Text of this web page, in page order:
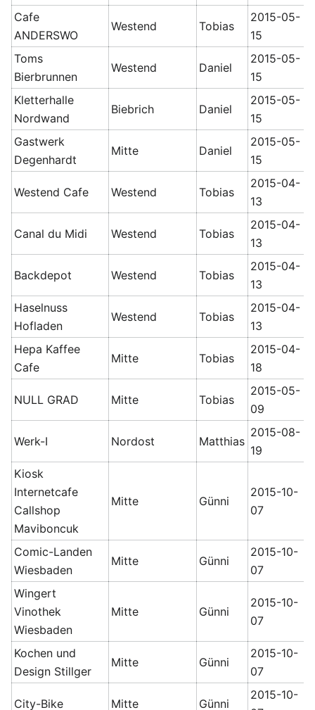
Cafe
ANDERSWO
Westend Tobias
2015-05-
15
Toms
Bierbrunnen
Westend Daniel
2015-05-
15
Kletterhalle
Nordwand
Biebrich Daniel
2015-05-
15
Gastwerk
Degenhardt
Mitte Daniel
2015-05-
15
Westend Cafe Westend Tobias
2015-04-
13
Canal du Midi Westend Tobias
2015-04-
13
Backdepot Westend Tobias
2015-04-
13
Haselnuss
Hofladen
Westend Tobias
2015-04-
13
Hepa Kaffee
Cafe
Mitte Tobias
2015-04-
18
NULL GRAD Mitte Tobias
2015-05-
09
Werk-I Nordost Matthias
2015-08-
19
Kiosk
Internetcafe
Callshop
Maviboncuk
Mitte Günni
2015-10-
07
Comic-Landen
Wiesbaden
Mitte Günni
2015-10-
07
Wingert
Vinothek
Wiesbaden
Mitte Günni
2015-10-
07
Kochen und
Design Stillger
Mitte Günni
2015-10-
07
City-Bike Mitte Günni
2015-10-